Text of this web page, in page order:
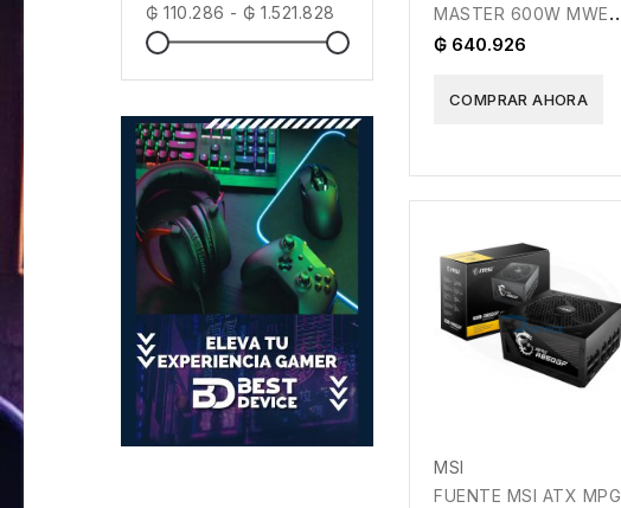
₲ 110.286 - ₲ 1.521.828
MASTER 600W MWE
BRONCE V2
₲ 640.926
COMPRAR AHORA
MSI
FUENTE MSI ATX MPG